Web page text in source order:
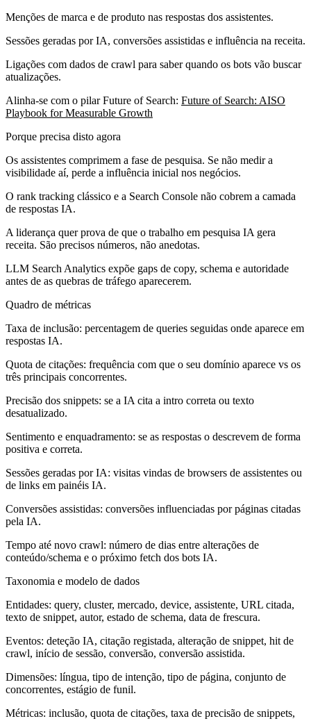
Menções de marca e de produto nas respostas dos assistentes.
Sessões geradas por IA, conversões assistidas e influência na receita.
Ligações com dados de crawl para saber quando os bots vão buscar
atualizações.
Alinha-se com o pilar Future of Search: Future of Search: AISO
Playbook for Measurable Growth
Porque precisa disto agora
Os assistentes comprimem a fase de pesquisa. Se não medir a
visibilidade aí, perde a influência inicial nos negócios.
O rank tracking clássico e a Search Console não cobrem a camada
de respostas IA.
A liderança quer prova de que o trabalho em pesquisa IA gera
receita. São precisos números, não anedotas.
LLM Search Analytics expõe gaps de copy, schema e autoridade
antes de as quebras de tráfego aparecerem.
Quadro de métricas
Taxa de inclusão: percentagem de queries seguidas onde aparece em
respostas IA.
Quota de citações: frequência com que o seu domínio aparece vs os
três principais concorrentes.
Precisão dos snippets: se a IA cita a intro correta ou texto
desatualizado.
Sentimento e enquadramento: se as respostas o descrevem de forma
positiva e correta.
Sessões geradas por IA: visitas vindas de browsers de assistentes ou
de links em painéis IA.
Conversões assistidas: conversões influenciadas por páginas citadas
pela IA.
Tempo até novo crawl: número de dias entre alterações de
conteúdo/schema e o próximo fetch dos bots IA.
Taxonomia e modelo de dados
Entidades: query, cluster, mercado, device, assistente, URL citada,
texto de snippet, autor, estado de schema, data de frescura.
Eventos: deteção IA, citação registada, alteração de snippet, hit de
crawl, início de sessão, conversão, conversão assistida.
Dimensões: língua, tipo de intenção, tipo de página, conjunto de
concorrentes, estágio de funil.
Métricas: inclusão, quota de citações, taxa de precisão de snippets,